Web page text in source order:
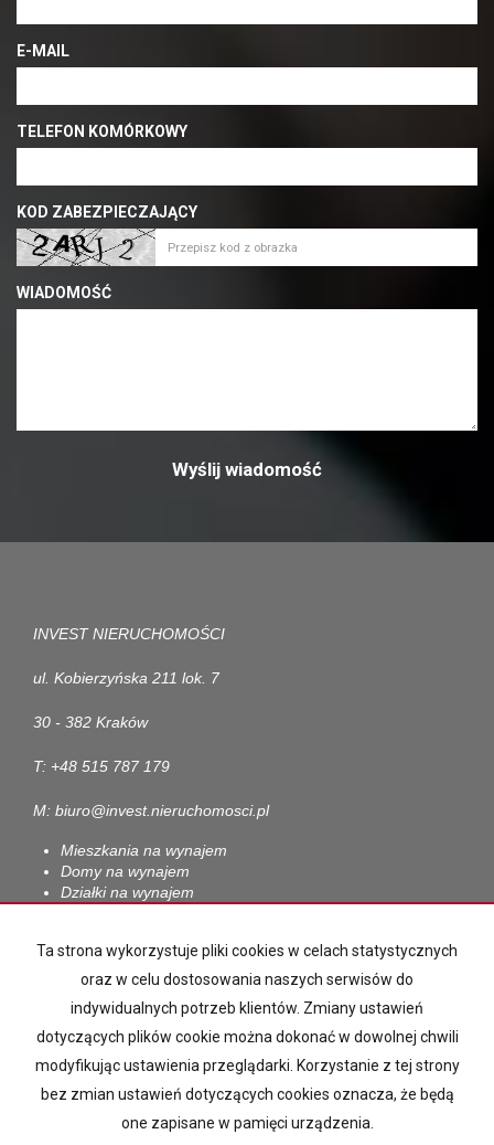
E-MAIL
TELEFON KOMÓRKOWY
KOD ZABEZPIECZAJĄCY
WIADOMOŚĆ
INVEST NIERUCHOMOŚCI
ul. Kobierzyńska 211 lok. 7
30 - 382 Kraków
T: +48 515 787 179
M: biuro@invest.nieruchomosci.pl
Mieszkania na wynajem
Domy na wynajem
Działki na wynajem
Obiekty na wynajem
Domy na sprzedaż
Działki na sprzedaż
Lokale na sprzedaż
Hale na sprzedaż
Obiekty na sprzedaż
Ta strona wykorzystuje pliki cookies w celach statystycznych
oraz w celu dostosowania naszych serwisów do
indywidualnych potrzeb klientów. Zmiany ustawień
dotyczących plików cookie można dokonać w dowolnej chwili
modyfikując ustawienia przeglądarki. Korzystanie z tej strony
bez zmian ustawień dotyczących cookies oznacza, że będą
one zapisane w pamięci urządzenia.